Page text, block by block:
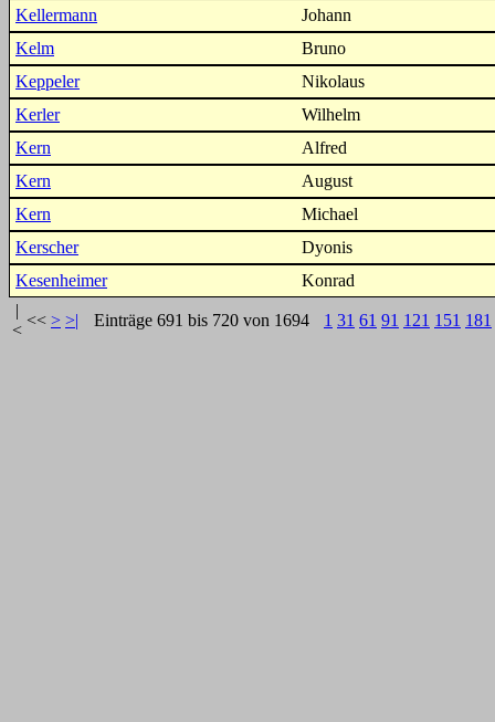
Kellermann
Johann
Kelm
Bruno
Keppeler
Nikolaus
Kerler
Wilhelm
Kern
Alfred
Kern
August
Kern
Michael
Kerscher
Dyonis
Kesenheimer
Konrad
|
<
<< > >| Einträge 691 bis 720 von 1694 1 31 61 91 121 151 181